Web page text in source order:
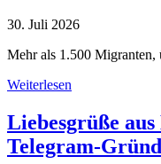
30. Juli 2026
Mehr als 1.500
Weiterlesen
Liebesgrüße
Telegram-